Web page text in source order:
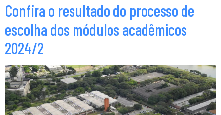
Confira o resultado do processo de
escolha dos módulos acadêmicos
2024/2